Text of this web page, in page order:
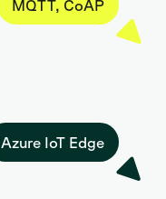
MQTT, CoAP
Azure IoT Edge